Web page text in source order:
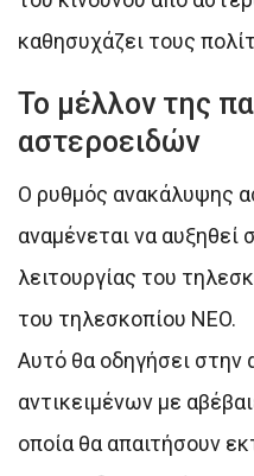
καθησυχάζει τους
Το μέλλον της
αστεροειδών
Ο ρυθμός ανακάλυψης
αναμένεται να αυξηθεί
λειτουργίας του
του τηλεσκοπίου NEO.
Αυτό θα οδηγήσει
αντικειμένων με
οποία θα απαιτήσουν